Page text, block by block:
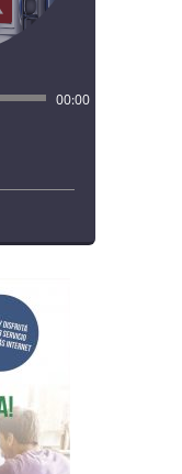
00:00